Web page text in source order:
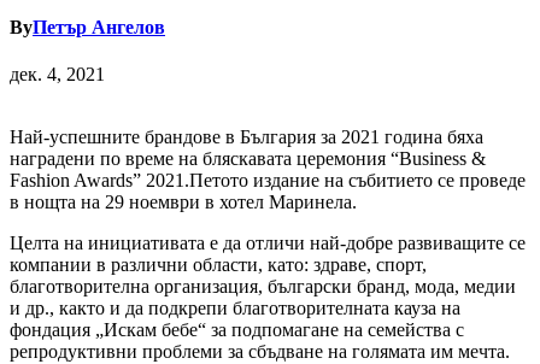
ByПетър Ангелов
дек. 4, 2021
Най-успешните брандове в България за 2021 година бяха
наградени по време на бляскавата церемония “Business &
Fashion Awards” 2021.Петото издание на събитието се проведе
в нощта на 29 ноември в хотел Маринела.
Целта на инициативата е да отличи най-добре развиващите се
компании в различни области, като: здраве, спорт,
благотворителна организация, български бранд, мода, медии
и др., както и да подкрепи благотворителната кауза на
фондация „Искам бебе“ за подпомагане на семейства с
репродуктивни проблеми за сбъдване на голямата им мечта.